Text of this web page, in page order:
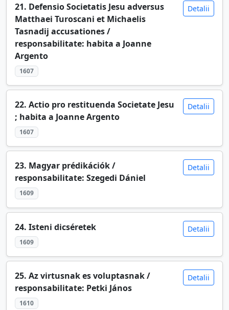
21. Defensio Societatis Jesu adversus
Matthaei Turoscani et Michaelis
Tasnadij accusationes /
responsabilitate: habita a Joanne
Argento
1607
Detalii
22. Actio pro restituenda Societate Jesu
; habita a Joanne Argento
1607
Detalii
23. Magyar prédikációk /
responsabilitate: Szegedi Dániel
1609
Detalii
24. Isteni dicséretek
1609
Detalii
25. Az virtusnak es voluptasnak /
responsabilitate: Petki János
1610
Detalii